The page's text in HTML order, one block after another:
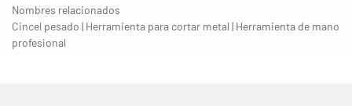
Nombres relacionados
Cincel pesado | Herramienta para cortar metal | Herramienta de mano
profesional